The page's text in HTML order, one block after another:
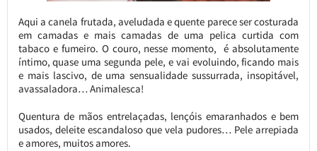
Aqui a canela frutada, aveludada e quente parece ser costurada
em camadas e mais camadas de uma pelica curtida com
tabaco e fumeiro. O couro, nesse momento, é absolutamente
íntimo, quase uma segunda pele, e vai evoluindo, ficando mais
e mais lascivo, de uma sensualidade sussurrada, insopitável,
avassaladora… Animalesca!
Quentura de mãos entrelaçadas, lençóis emaranhados e bem
usados, deleite escandaloso que vela pudores… Pele arrepiada
e amores, muitos amores.